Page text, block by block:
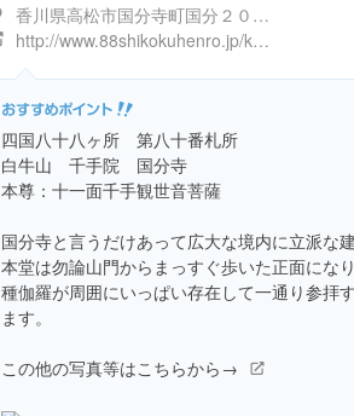
香川県高松市国分寺町国分２０６５
http://www.88shikokuhenro.jp/kagawa/80kokubunji/
四国八十八ヶ所 第八十番札所
白牛山 千手院 国分寺
本尊：十一面千手観世音菩薩
国分寺と言うだけあって広大な境内に立派な
本堂は勿論山門からまっすぐ歩いた正面にな
種伽羅が周囲にいっぱい存在して一通り参拝
ます。
この他の写真等はこちらから→